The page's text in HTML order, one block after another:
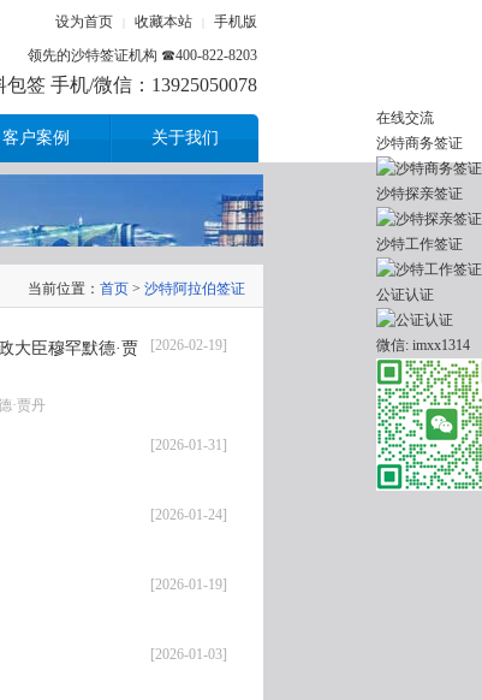
设为首页 收藏本站
手机版
领先的沙特签证机构 ☎400-822-8203
签 手机/微信：13925050078
客户案例 关于我们
当前位置： 首页 > 沙特阿拉伯签证
[2026-02-19]
大臣穆罕默德·贾
·贾丹
[2026-01-31]
[2026-01-24]
[2026-01-19]
[2026-01-03]
在线交流
沙特商务签证
沙特探亲签证
沙特工作签证
公证认证
微信: imxx1314